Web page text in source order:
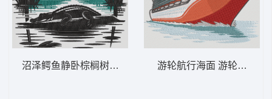
沼泽鳄鱼静卧棕榈树下 沼泽鳄鱼 – 热带日游轮航行海面 游轮探险